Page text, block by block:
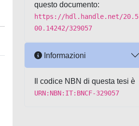
questo documento:
https://hdl.handle.net/20.5
00.14242/329057
Informazioni
Il codice NBN di questa tesi è
URN:NBN:IT:BNCF-329057